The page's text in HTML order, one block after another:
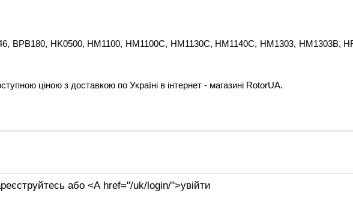
BPB180, HK0500, HM1100, HM1100C, HM1130C, HM1140C, HM1303, HM1303B,
ціною з доставкою по Україні в інтернет - магазині RotorUA.
або <А href="/uk/login/">увійти